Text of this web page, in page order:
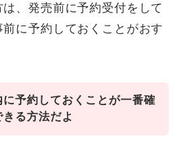
、発売前に予約受付をして
に予約しておくことがおす
に予約しておくことが一番確
る方法だよ